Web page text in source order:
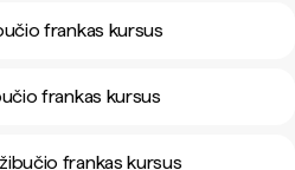
frankas kursus
frankas kursus
frankas kursus